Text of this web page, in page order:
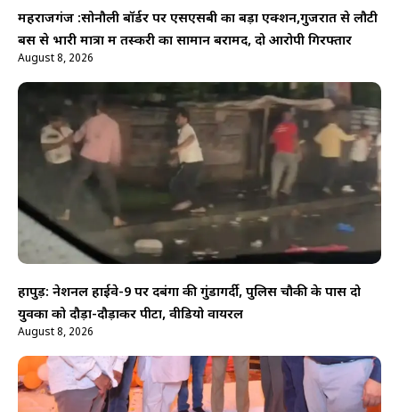
महराजगंज :सोनौली बॉर्डर पर एसएसबी का बड़ा एक्शन,गुजरात से लौटी
बस से भारी मात्रा में तस्करी का सामान बरामद, दो आरोपी गिरफ्तार
August 8, 2026
हापुड़: नेशनल हाईवे-9 पर दबंगों की गुंडागर्दी, पुलिस चौकी के पास दो
युवकों को दौड़ा-दौड़ाकर पीटा, वीडियो वायरल
August 8, 2026